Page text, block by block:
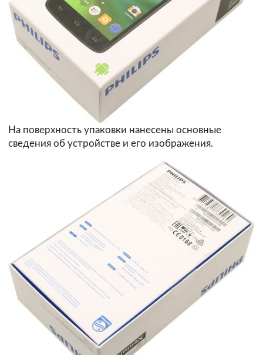
На поверхность упаковки нанесены основные
сведения об устройстве и его изображения.